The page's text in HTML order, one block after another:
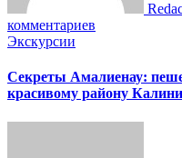
комментариев
Экскурсии
Секреты Амалиенау:
красивому району